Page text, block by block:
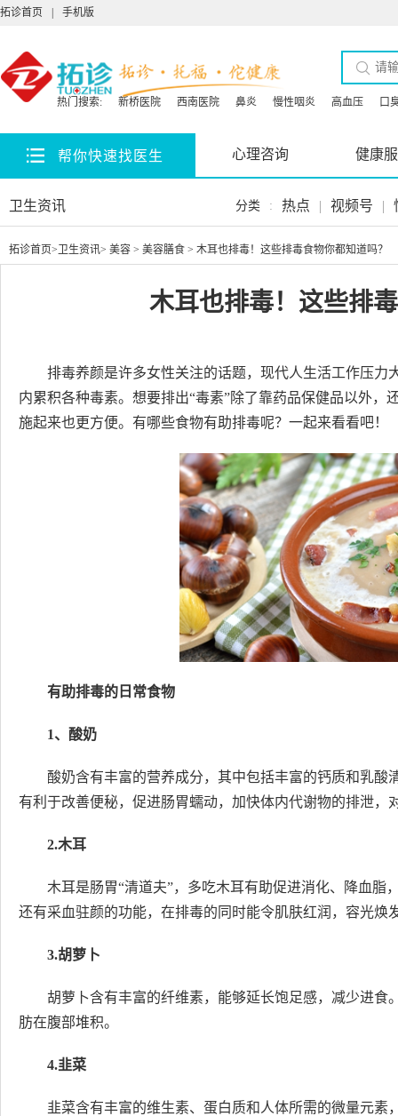
拓诊首页 手机版
热门搜索: 新桥医院 西南医院 鼻炎 慢性咽炎 高血压 口
帮你快速找医生 心理咨询 健康
卫生资讯 分类 : 热点 | 视频号 |
拓诊首页> 卫生资讯> 美容 > 美容膳食 > 木耳也排毒！这些排毒食物你都知道吗？
木耳也排毒！这些排
排毒养颜是许多女性关注的话题，现代人生活工作压
内累积各种毒素。想要排出“毒素”除了靠药品保健品以外，
施起来也更方便。有哪些食物有助排毒呢？一起来看看吧！
有助排毒的日常食物
1、酸奶
酸奶含有丰富的营养成分，其中包括丰富的钙质和乳
有利于改善便秘，促进肠胃蠕动，加快体内代谢物的排泄，
2.木耳
木耳是肠胃“清道夫”，多吃木耳有助促进消化、降血
还有采血驻颜的功能，在排毒的同时能令肌肤红润，容光焕
3.胡萝卜
胡萝卜含有丰富的纤维素，能够延长饱足感，减少进
肪在腹部堆积。
4.韭菜
韭菜含有丰富的维生素、蛋白质和人体所需的微量元